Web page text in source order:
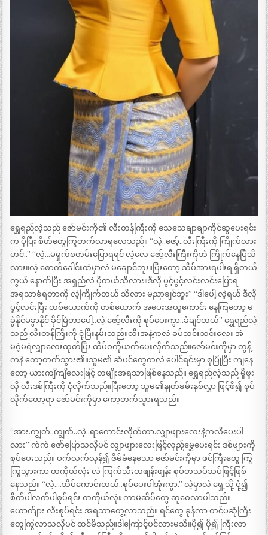
ရွှေရည်လဲ့သည် ဇော်မင်းကို၏ လီးတန်ကြီးကို သေသေချာချာကိုင်ဆွပေးရင်း
က ပိုပြီး စိတ်တွေကြွတက်လာရလေသည်။ “လဲ့..ဇော့်..လီးကြီးကို ကြိုက်လား
ဟင်..” “လဲ့…မရှက်စတမ်းပြောရရင် လဲ့လေ ဇော့်လီးကြီးကိုဘဲ ကြိုက်နေပြီသိ
လား။လဲ့ စောက်ခေါင်းထဲမှာလဲ မချောင်ဘူး။ပြီးတော့ သိပ်အားရပါးရ ရှိတယ်
ကွယ် နောက်ပြီး အရှည်လဲ ပိုတယ်သိလား။ဒီလို ပွင့်ပွင့်လင်းလင်းပြောရ
အရသာခံရတာကို လဲ့ကြိုက်တယ် သိလား မညာချင်ဘူး” “ဒါပေါ့.လဲ့ရယ် ဒီလို
ပွင့်လင်းပြီး တစ်ယောက်ကို တစ်ယောက် အပေးအယူကောင်း နေကြတော့ မ
ခွဲနိုင်မခွာနိုင် ခိုင်မြဲတာပေါ့..လဲ့.ဇော့်လီးကို စုပ်ပေးကွာ..ခံချင်တယ်” ရွှေရည်လဲ့
သည် လီးတန်ကြီးကို ငုံ့ပြီးနမ်းသည်။လီးအနံ့ကလဲ ခပ်သင်းသင်းလေး အဲ
မဝံ့မရဲလျှာလေးထုတ်ပြီး ထိပ်ဝကိုယက်ပေးလိုက်သည်။ဇော်မင်းကိုမှာ တွန့်
ကနဲ ကော့တက်သွား၏။သူမ၏ ဆံပင်တွေကလဲ ပေါင်ရင်းမှာ စုပြုံပြီး ကျနေ
တော့ ယားကျိကျိလေးဖြင့် တမျိုးအရသာဖြစ်နေသည်။ ရွှေရည်လဲ့သည် မှိုဖူး
လို လီးဒစ်ကြီးကို ငုံလိုက်သည်။ပြီးတော့ သူမ၏နှုတ်ခမ်းနှစ်လွှာ ဖြင့်ဖိ၍ စုပ်
လိုက်တော့ရာ ဇော်မင်းကိုမှာ ကော့တက်သွားရသည်။
“အား.ကျွတ်..ကျွတ်..လဲ့..ရာကောင်းလိုက်တာ.လျှာဖျားလေးနဲ့ကလိပေးပါ
လား” ကဲကဲ ဇော်ပြောသလိုပင် လျှာဖျားလေးဖြင့်လှည့်မွှေပေးရင်း ဒစ်ဖျားကို
စုပ်ပေးသည်။ ပက်လက်လှန်၍ ဇိမ်ခံနေသော ဇော်မင်းကိုမှာ ဖင်ကြီးတွေ ကြွ
ကြွသွားကာ တကိုယ်လုံး လဲ ကြက်သီးတဖျန်းဖျန်း စုပ်တသပ်သပ်ဖြင့်ဖြစ်
နေသည်။ “လဲ့….သိပ်ကောင်းတယ်..စုပ်ပေးပါအုံးကွာ.” လဲ့မှာလဲ ရှေ့သို့ ငုံ့၍
စိတ်ပါလက်ပါစုပ်ရင်း တကိုယ်လုံး ကာမဆိပ်တွေ ဆူဝေလာပါသည်။
ယောက်ျား လီးစုပ်ရင်း အရသာတွေ့လာသည်။ ရင်တွေ ခုန်ကာ တင်ပဆုံကြီး
တွေကြွလာသလိုပင် ထင်မိသည်။ဒါကြောင့်ပင်လားမသိ။ပို၍ ပို၍ ကြီးလာ